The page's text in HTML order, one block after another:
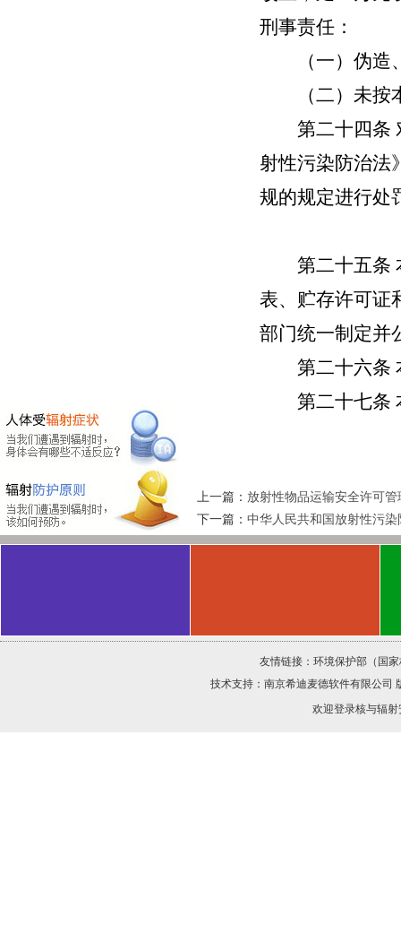
刑事责任：
（一）伪造、
（二）未按本
第二十四条
射性污染防治法
规的规定进行处
第二十五条
表、贮存许可证
部门统一制定并
第二十六条
第二十七条
上一篇： 放射性物品运输安全许可管
下一篇： 中华人民共和国放射性污染
友情链接： 环境保护部（国
技术支持：南京希迪麦德软件有限公司
欢迎登录核与辐